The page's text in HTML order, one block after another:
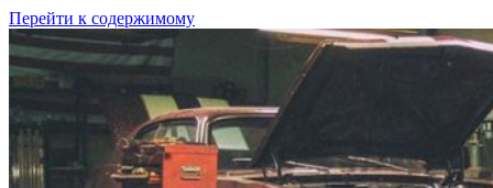
Перейти к содержимому